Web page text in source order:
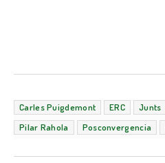
Carles Puigdemont ERC Junts
Pilar Rahola
Posconvergencia